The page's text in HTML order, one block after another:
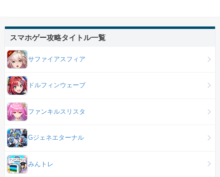
スマホゲー攻略タイトル一覧
サファイアスフィア
ドルフィンウェーブ
ファンキルスリスタ
Gジェネエターナル
みんトレ